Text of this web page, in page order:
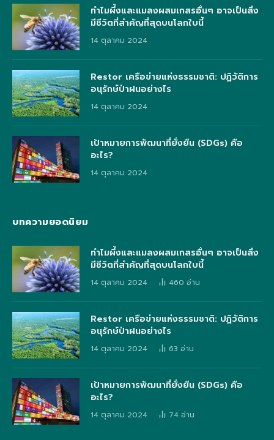
ทำไมผึ้งและแมลงผสมเกสรอื่นๆ อาจเป็นสิ่ง
มีชีวิตที่สำคัญที่สุดบนโลกใบนี้
14 ตุลาคม 2024
Restor เครือข่ายแห่งธรรมชาติ: ปฏิวัติการ
อนุรักษ์ป่าฝนอย่างไร
14 ตุลาคม 2024
เป้าหมายการพัฒนาที่ยั่งยืน (SDGs) คือ
อะไร?
14 ตุลาคม 2024
บทความยอดนิยม
ทำไมผึ้งและแมลงผสมเกสรอื่นๆ อาจเป็นสิ่ง
มีชีวิตที่สำคัญที่สุดบนโลกใบนี้
14 ตุลาคม 2024 460 อ่าน
Restor เครือข่ายแห่งธรรมชาติ: ปฏิวัติการ
อนุรักษ์ป่าฝนอย่างไร
14 ตุลาคม 2024 63 อ่าน
เป้าหมายการพัฒนาที่ยั่งยืน (SDGs) คือ
อะไร?
14 ตุลาคม 2024 74 อ่าน